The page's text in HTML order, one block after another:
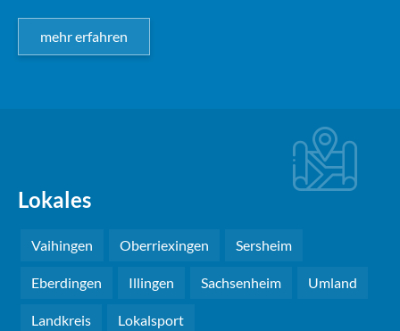
mehr erfahren
Lokales
Vaihingen Oberriexingen Sersheim
Eberdingen Illingen Sachsenheim Umland
Landkreis Lokalsport